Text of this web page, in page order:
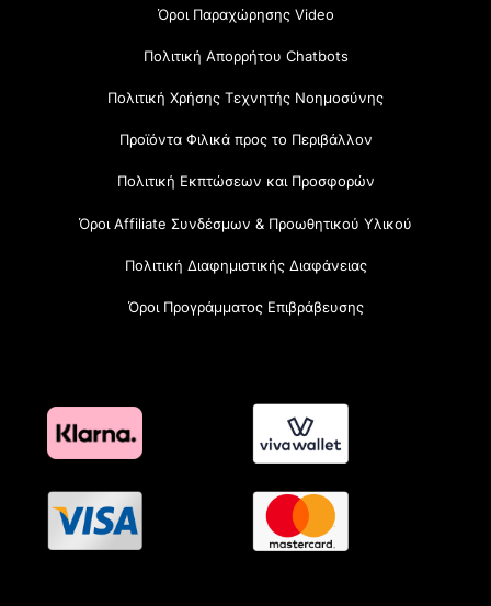
Όροι Παραχώρησης Video
Πολιτική Απορρήτου Chatbots
Πολιτική Χρήσης Τεχνητής Νοημοσύνης
Προϊόντα Φιλικά προς το Περιβάλλον
Πολιτική Εκπτώσεων και Προσφορών
Όροι Affiliate Συνδέσμων & Προωθητικού Υλικού
Πολιτική Διαφημιστικής Διαφάνειας
Όροι Προγράμματος Επιβράβευσης